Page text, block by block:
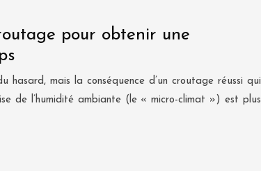
pour obtenir une
mais la conséquence d’un croutage réussi qui
de l’humidité ambiante (le « micro-climat ») est plus